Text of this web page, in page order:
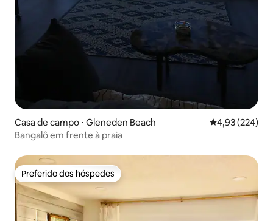
Casa de campo ⋅ Gleneden Beach 4,93 de uma
4,93 (224)
Bangalô em frente à praia
Preferido dos hóspedes
Preferido dos hóspedes